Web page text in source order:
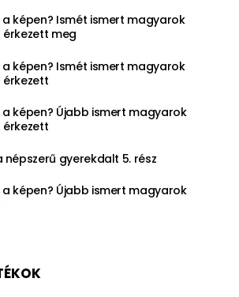
a képen? Ismét ismert magyarok
érkezett meg
a képen? Ismét ismert magyarok
érkezett
a képen? Újabb ismert magyarok
érkezett
népszerű gyerekdalt 5. rész
a képen? Újabb ismert magyarok